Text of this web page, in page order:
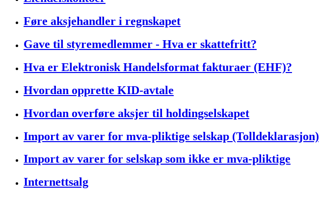
Føre aksjehandler i regnskapet
Gave til styremedlemmer - Hva er skattefritt?
Hva er Elektronisk Handelsformat fakturaer (EHF)?
Hvordan opprette KID-avtale
Hvordan overføre aksjer til holdingselskapet
Import av varer for mva-pliktige selskap (Tolldeklarasjon)
Import av varer for selskap som ikke er mva-pliktige
Internettsalg